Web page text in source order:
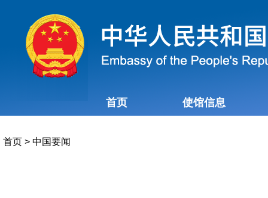
首页 使馆信息
首页 > 中国要闻